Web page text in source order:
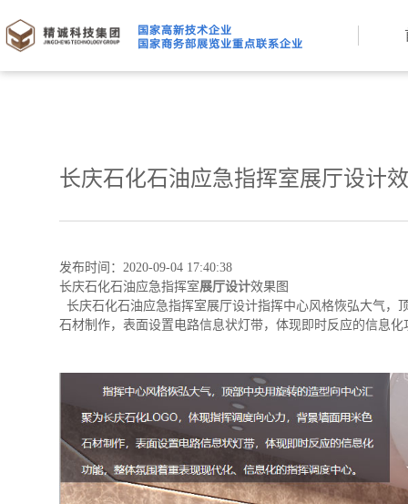
长庆石化石油应急指挥室展厅设计
发布时间：2020-09-04 17:40:38
长庆石化石油应急指挥室展厅设计效果图
长庆石化石油应急指挥室展厅设计指挥中心风格恢弘大气，
石材制作，表面设置电路信息状灯带，体现即时反应的信息